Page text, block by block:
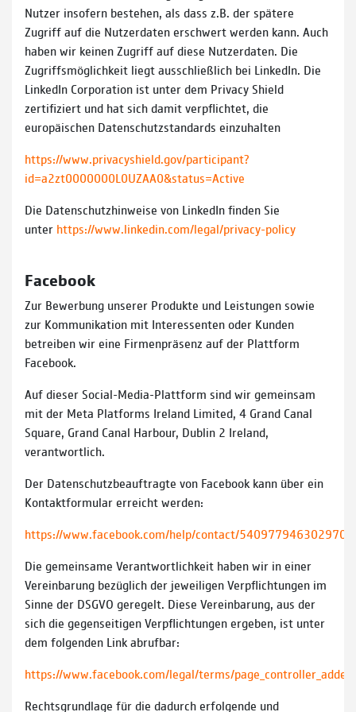
Nutzer insofern bestehen, als dass z.B. der spätere
Zugriff auf die Nutzerdaten erschwert werden kann. Auch
haben wir keinen Zugriff auf diese Nutzerdaten. Die
Zugriffsmöglichkeit liegt ausschließlich bei LinkedIn. Die
LinkedIn Corporation ist unter dem Privacy Shield
zertifiziert und hat sich damit verpflichtet, die
europäischen Datenschutzstandards einzuhalten
https://www.privacyshield.gov/participant?
id=a2zt0000000L0UZAA0&status=Active
Die Datenschutzhinweise von LinkedIn finden Sie
unter https://www.linkedin.com/legal/privacy-policy
Facebook
Zur Bewerbung unserer Produkte und Leistungen sowie
zur Kommunikation mit Interessenten oder Kunden
betreiben wir eine Firmenpräsenz auf der Plattform
Facebook.
Auf dieser Social-Media-Plattform sind wir gemeinsam
mit der Meta Platforms Ireland Limited, 4 Grand Canal
Square, Grand Canal Harbour, Dublin 2 Ireland,
verantwortlich.
Der Datenschutzbeauftragte von Facebook kann über ein
Kontaktformular erreicht werden:
https://www.facebook.com/help/contact/540977946302970
Die gemeinsame Verantwortlichkeit haben wir in einer
Vereinbarung bezüglich der jeweiligen Verpflichtungen im
Sinne der DSGVO geregelt. Diese Vereinbarung, aus der
sich die gegenseitigen Verpflichtungen ergeben, ist unter
dem folgenden Link abrufbar:
https://www.facebook.com/legal/terms/
Rechtsgrundlage für die dadurch erfolgende und